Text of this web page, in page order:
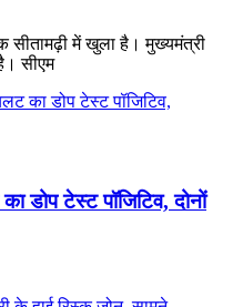
सीतामढ़ी में खुला है। मुख्यमंत्री
सीएम
डोप टेस्ट पॉजिटिव, दोनों